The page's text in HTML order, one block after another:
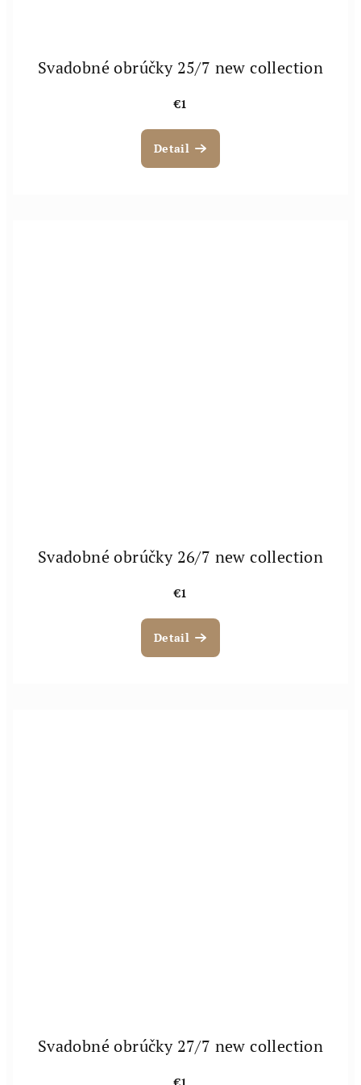
Svadobné obrúčky 25/7 new collection
€1
Detail
Svadobné obrúčky 26/7 new collection
€1
Detail
Svadobné obrúčky 27/7 new collection